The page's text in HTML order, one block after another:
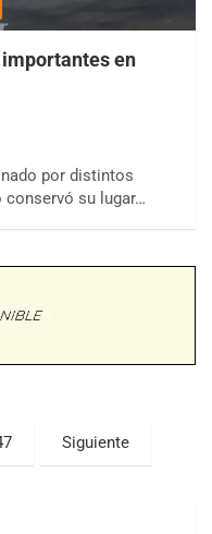
importantes en
por distintos
conservó su lugar…
Siguiente